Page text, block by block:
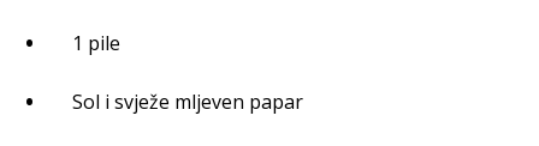
1 pile
Sol i svježe mljeven papar